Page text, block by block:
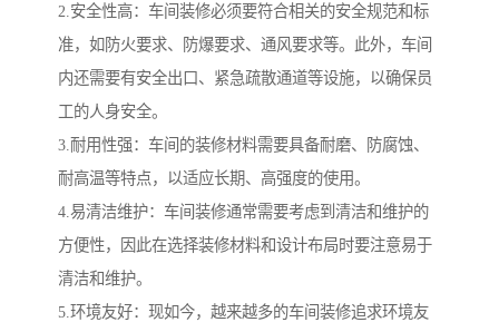
2.安全性高：车间装修必须要符合相关的安全规范和标
准，如防火要求、防爆要求、通风要求等。此外，车间
内还需要有安全出口、紧急疏散通道等设施，以确保员
工的人身安全。
3.耐用性强：车间的装修材料需要具备耐磨、防腐蚀、
耐高温等特点，以适应长期、高强度的使用。
4.易清洁维护：车间装修通常需要考虑到清洁和维护的
方便性，因此在选择装修材料和设计布局时要注意易于
清洁和维护。
5.环境友好：现如今，越来越多的车间装修追求环境友